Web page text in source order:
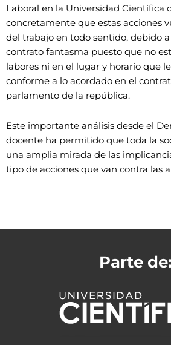
Laboral en la Universidad Científica
concretamente que estas acciones
del trabajo en todo sentido, debido
contrato fantasma puesto que no
labores ni en el lugar y horario que
conforme a lo acordado en el
parlamento de la república.
Este importante análisis desde el
docente ha permitido que toda la
una amplia mirada de las
tipo de acciones que van contra las
Parte de: